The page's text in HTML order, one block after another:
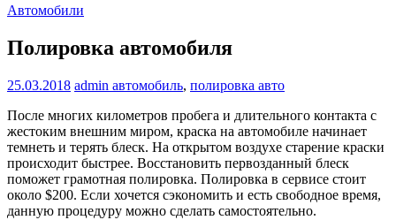
Автомобили
Полировка автомобиля
25.03.2018 admin автомобиль, полировка авто
После многих километров пробега и длительного контакта с
жестоким внешним миром, краска на автомобиле начинает
темнеть и терять блеск. На открытом воздухе старение краски
происходит быстрее. Восстановить первозданный блеск
поможет грамотная полировка. Полировка в сервисе стоит
около $200. Если хочется сэкономить и есть свободное время,
данную процедуру можно сделать самостоятельно.